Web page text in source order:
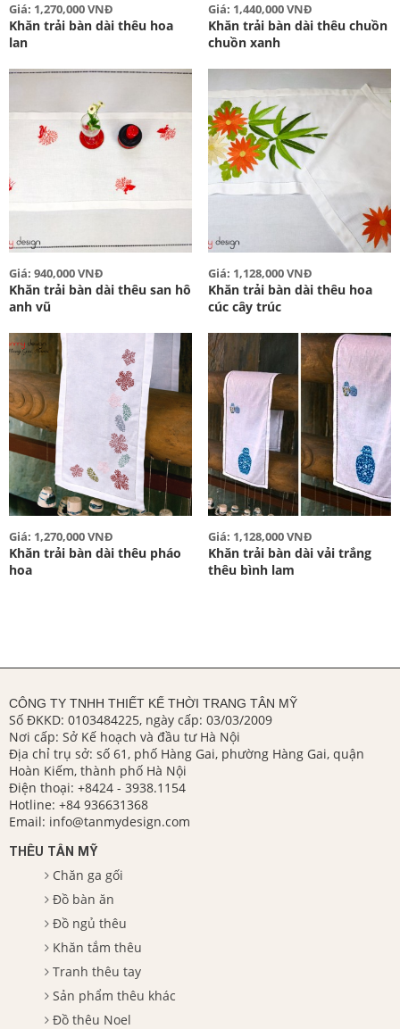
Giá: 1,270,000 VNĐ
Khăn trải bàn dài thêu hoa
lan
Giá: 1,440,000 VNĐ
Khăn trải bàn dài thêu chuồn
chuồn xanh
Giá: 940,000 VNĐ
Khăn trải bàn dài thêu san hô
anh vũ
Giá: 1,128,000 VNĐ
Khăn trải bàn dài thêu hoa
cúc cây trúc
Giá: 1,270,000 VNĐ
Khăn trải bàn dài thêu pháo
hoa
Giá: 1,128,000 VNĐ
Khăn trải bàn dài vải trắng
thêu bình lam
CÔNG TY TNHH THIẾT KẾ THỜI TRANG TÂN MỸ
Số ĐKKD: 0103484225, ngày cấp: 03/03/2009
Nơi cấp: Sở Kế hoạch và đầu tư Hà Nội
Địa chỉ trụ sở: số 61, phố Hàng Gai, phường Hàng Gai, quận
Hoàn Kiếm, thành phố Hà Nội
Điện thoại: +8424 - 3938.1154
Hotline: +84 936631368
Email: info@tanmydesign.com
THÊU TÂN MỸ
Chăn ga gối
Đồ bàn ăn
Đồ ngủ thêu
Khăn tắm thêu
Tranh thêu tay
Sản phẩm thêu khác
Đồ thêu Noel